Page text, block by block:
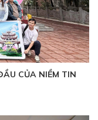
CỦA NIỀM TIN